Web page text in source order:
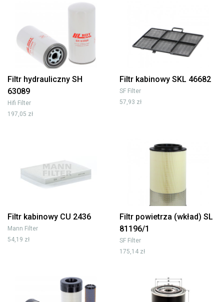
Filtr hydrauliczny SH
63089
Hifi Filter
197,05 zł
Filtr kabinowy SKL 46682
SF Filter
57,93 zł
Filtr kabinowy CU 2436
Mann Filter
54,19 zł
Filtr powietrza (wkład) SL
81196/1
SF Filter
175,14 zł